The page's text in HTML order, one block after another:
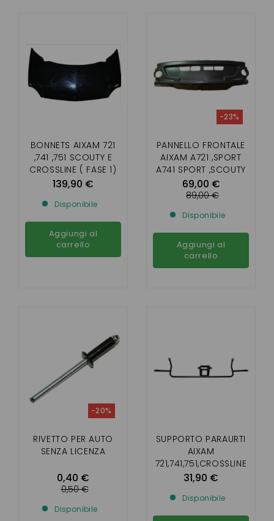
BONNETS AIXAM 721
,741 ,751 SCOUTY E
CROSSLINE ( FASE 1)
139,90 €
Disponibile
Aggiungi al
carrello
PANNELLO FRONTALE
AIXAM A721 ,SPORT
A741 SPORT ,SCOUTY
R (FASE 1)
69,00 €
-23%
89,00 €
Disponibile
Aggiungi al
carrello
RIVETTO PER AUTO
SENZA LICENZA
0,40 €
-20%
0,50 €
Disponibile
SUPPORTO PARAURTI
AIXAM
721,741,751,CROSSLINE
1,SCOUTY 1
31,90 €
Disponibile